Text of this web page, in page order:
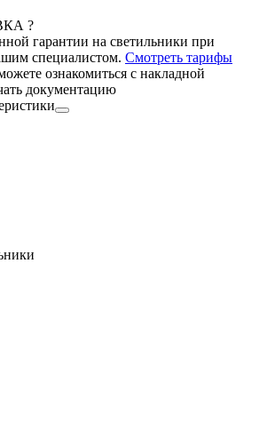
?
гарантии на светильники при
специалистом. Смотреть тарифы
ознакомиться с накладной
документацию